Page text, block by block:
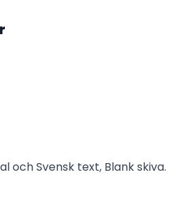
och Svensk text, Blank skiva.